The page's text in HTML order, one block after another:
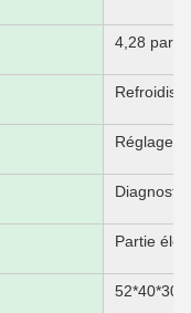
4,28 par
Réglage
Partie
52*40*30